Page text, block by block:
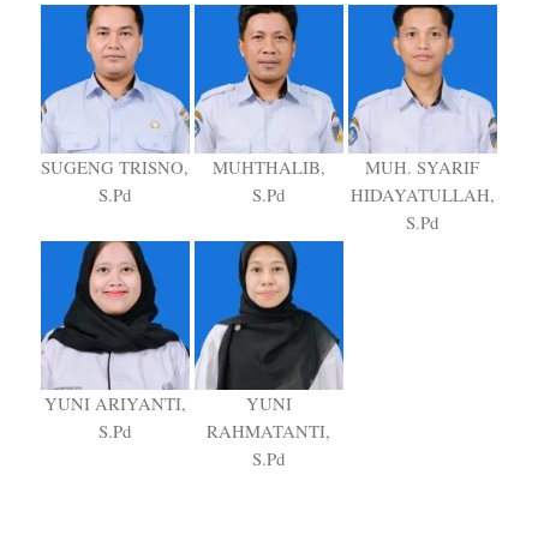
SUGENG TRISNO,
S.Pd
MUHTHALIB,
S.Pd
MUH. SYARIF
HIDAYATULLAH,
S.Pd
YUNI ARIYANTI,
S.Pd
YUNI
RAHMATANTI,
S.Pd